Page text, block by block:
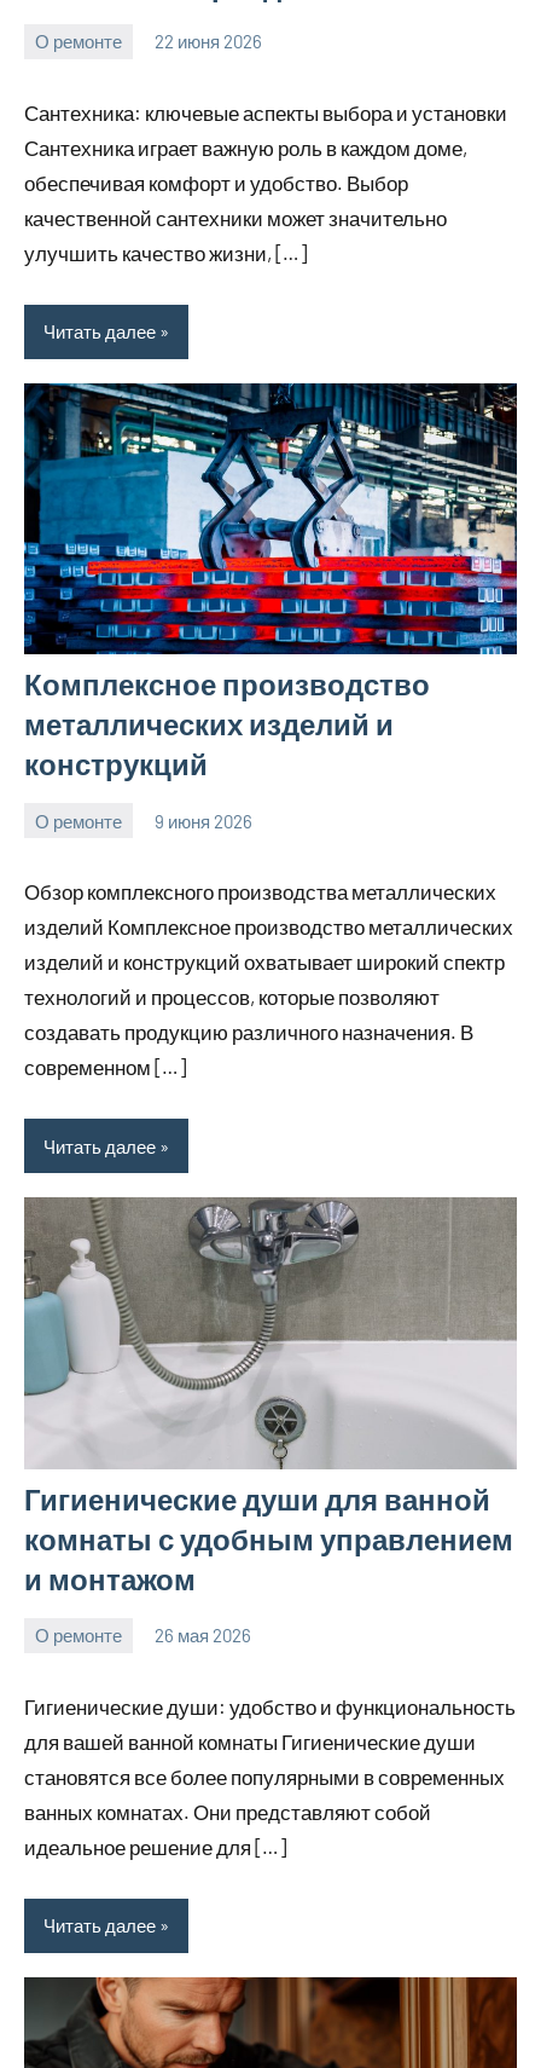
О ремонте 22 июня 2026
Avtor
Нет
Сантехника: ключевые аспекты выбора и установки
Сантехника играет важную роль в каждом доме,
обеспечивая комфорт и удобство. Выбор
качественной сантехники может значительно
улучшить качество жизни, […]
Читать далее
Комплексное производство
металлических изделий и
конструкций
О ремонте 9 июня 2026
Avtor
Нет
Обзор комплексного производства металлических
изделий Комплексное производство металлических
изделий и конструкций охватывает широкий спектр
технологий и процессов, которые позволяют
создавать продукцию различного назначения. В
современном […]
Читать далее
Гигиенические души для ванной
комнаты с удобным управлением
и монтажом
О ремонте 26 мая 2026
Avtor
Нет
Гигиенические души: удобство и функциональность
для вашей ванной комнаты Гигиенические души
становятся все более популярными в современных
ванных комнатах. Они представляют собой
идеальное решение для […]
Читать далее